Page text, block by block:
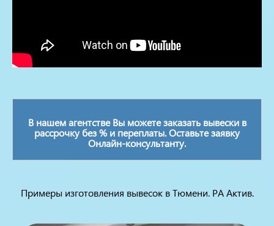
В нашем агентстве Вы можете заказать вывески в
рассрочку без % и переплаты. Оставьте заявку
Онлайн-консультанту.
Примеры изготовления вывесок в Тюмени. РА Актив.